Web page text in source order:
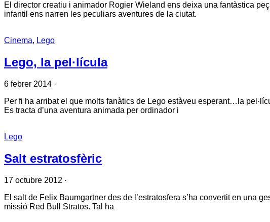
El director creatiu i animador Rogier Wieland ens deixa una fantàstica
infantil ens narren les peculiars aventures de la ciutat.
Cinema, Lego
Lego, la pel·lícula
6 febrer 2014 ·
Per fi ha arribat el que molts fanàtics de Lego estàveu esperant…la
Es tracta d’una aventura animada per ordinador i
Lego
Salt estratosfèric
17 octubre 2012 ·
El salt de Felix Baumgartner des de l’estratosfera s’ha convertit en una
missió Red Bull Stratos. Tal ha